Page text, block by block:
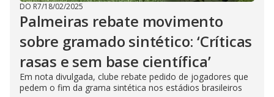
DO R7/18/02/2025
Palmeiras rebate movimento
sobre gramado sintético: ‘Críticas
rasas e sem base científica’
Em nota divulgada, clube rebate pedido de jogadores que
pedem o fim da grama sintética nos estádios brasileiros